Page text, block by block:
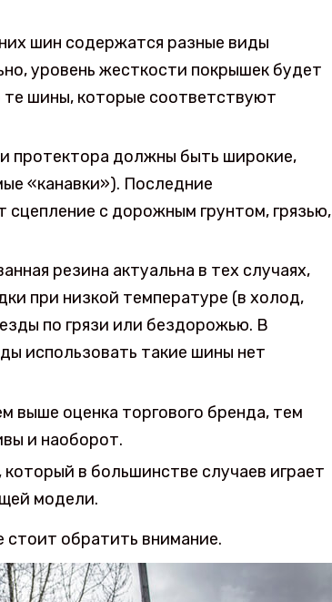
шин содержатся разные виды
уровень жесткости покрышек будет
шины, которые соответствуют
протектора должны быть широкие,
«канавки»). Последние
с дорожным грунтом, грязью,
резина актуальна в тех случаях,
при низкой температуре (в холод,
по грязи или бездорожью. В
использовать такие шины нет
выше оценка торгового бренда, тем
и наоборот.
в большинстве случаев играет
модели.
обратить внимание.